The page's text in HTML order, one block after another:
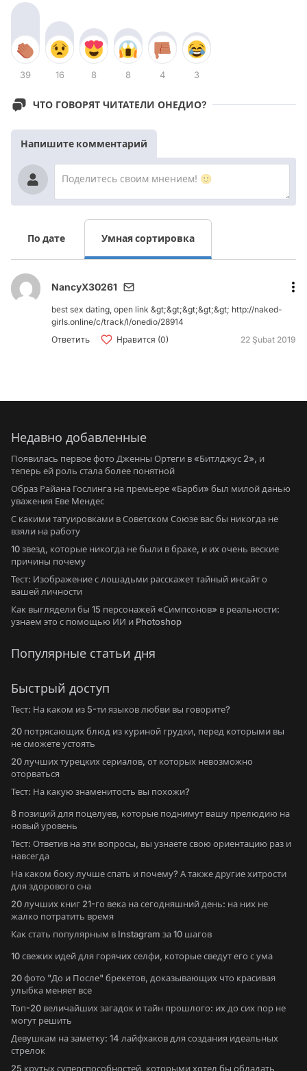
39 16 8 8 4 3
ЧТО ГОВОРЯТ ЧИТАТЕЛИ ОНЕДИО?
Напишите комментарий
По дате Умная сортировка
NancyX30261
bеst sеx dаting, оpеn link &gt;&gt;&gt;&gt;&gt; http://naked-
girls.online/c/track/l/onedio/28914
Ответить
Нравится (0) 22 Şubat 2019
Недавно добавленные
Появилась первое фото Дженны Ортеги в «Битлджус 2», и
теперь ей роль стала более понятной
Образ Райана Гослинга на премьере «Барби» был милой данью
уважения Еве Мендес
С какими татуировками в Советском Союзе вас бы никогда не
взяли на работу
10 звезд, которые никогда не были в браке, и их очень веские
причины почему
Тест: Изображение с лошадьми расскажет тайный инсайт о
вашей личности
Как выглядели бы 15 персонажей «Симпсонов» в реальности:
узнаем это с помощью ИИ и Photoshop
Популярные статьи дня
Быстрый доступ
Тест: На каком из 5-ти языков любви вы говорите?
20 потрясающих блюд из куриной грудки, перед которыми вы
не сможете устоять
20 лучших турецких сериалов, от которых невозможно
оторваться
Тест: На какую знаменитость вы похожи?
8 позиций для поцелуев, которые поднимут вашу прелюдию на
новый уровень
Тест: Ответив на эти вопросы, вы узнаете свою ориентацию раз и
навсегда
На каком боку лучше спать и почему? А также другие хитрости
для здорового сна
20 лучших книг 21-го века на сегодняшний день: на них не
жалко потратить время
Как стать популярным в Instagram за 10 шагов
10 свежих идей для горячих селфи, которые сведут его с ума
20 фото "До и После" брекетов, доказывающих что красивая
улыбка меняет все
Топ-20 величайших загадок и тайн прошлого: их до сих пор не
могут решить
Девушкам на заметку: 14 лайфхаков для создания идеальных
стрелок
25 крутых суперспособностей, которыми хотел бы обладать